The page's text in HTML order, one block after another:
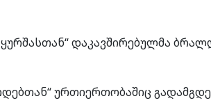
დაკავშირებულმა
ურთიერთობაშიც